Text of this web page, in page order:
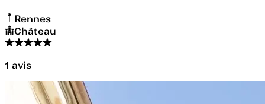
Rennes
Château
1 avis